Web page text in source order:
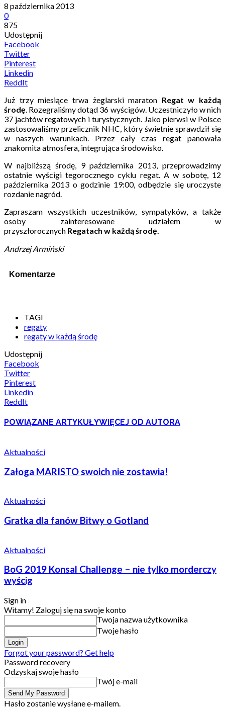
8 października 2013
0
875
Udostępnij
Facebook
Twitter
Pinterest
Linkedin
ReddIt
Już trzy miesiące trwa żeglarski maraton Regat w każdą
środę. Rozegraliśmy dotąd 36 wyścigów. Uczestniczyło w nich
37 jachtów regatowych i turystycznych. Jako pierwsi w Polsce
zastosowaliśmy przelicznik NHC, który świetnie sprawdził się
w naszych warunkach. Przez cały czas regat panowała
znakomita atmosfera, integrująca środowisko.
W najbliższą środę, 9 października 2013, przeprowadzimy
ostatnie wyścigi tegorocznego cyklu regat. A w sobotę, 12
października 2013 o godzinie 19:00, odbędzie się uroczyste
rozdanie nagród.
Zapraszam wszystkich uczestników, sympatyków, a także
osoby zainteresowane udziałem w
przyszłorocznych Regatach w każdą środę.
Andrzej Armiński
Komentarze
TAGI
regaty
regaty w każdą środę
Udostępnij
Facebook
Twitter
Pinterest
Linkedin
ReddIt
POWIĄZANE ARTYKUŁYWIĘCEJ OD AUTORA
Aktualności
Załoga MARISTO swoich nie zostawia!
Aktualności
Gratka dla fanów Bitwy o Gotland
Aktualności
BoG 2019 Konsal Challenge – nie tylko morderczy
wyścig
Sign in
Witamy! Zaloguj się na swoje konto
Twoja nazwa użytkownika
Twoje hasło
Forgot your password? Get help
Password recovery
Odzyskaj swoje hasło
Twój e-mail
Hasło zostanie wysłane e-mailem.